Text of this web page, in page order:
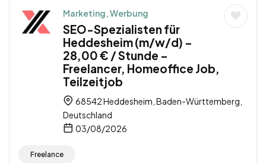
Marketing, Werbung
SEO-Spezialisten für
Heddesheim (m/w/d) –
28,00 € / Stunde –
Freelancer, Homeoffice Job,
Teilzeitjob
68542 Heddesheim, Baden-Württemberg,
Deutschland
03/08/2026
Freelance